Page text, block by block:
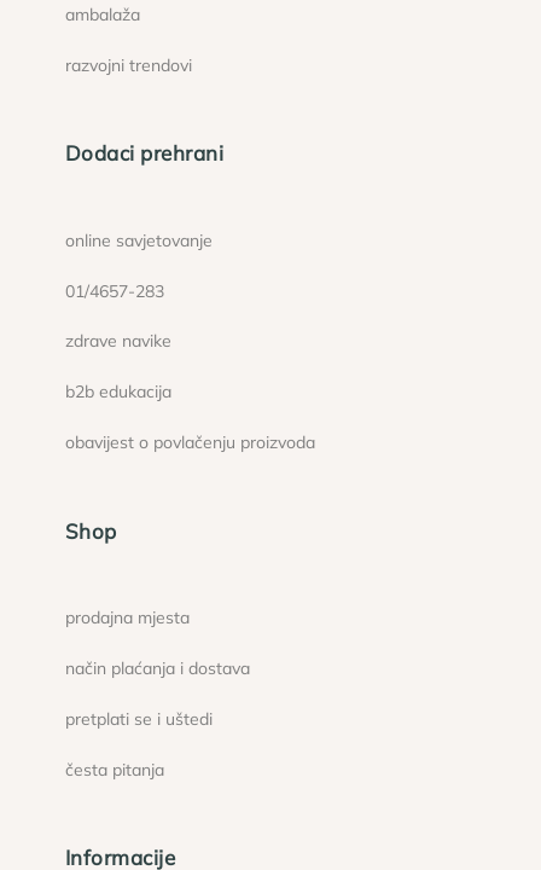
ambalaža
razvojni trendovi
Dodaci prehrani
online savjetovanje
01/4657-283
zdrave navike
b2b edukacija
obavijest o povlačenju proizvoda
Shop
prodajna mjesta
način plaćanja i dostava
pretplati se i uštedi
česta pitanja
Informacije